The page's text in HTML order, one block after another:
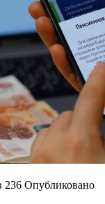
236 Опубликовано